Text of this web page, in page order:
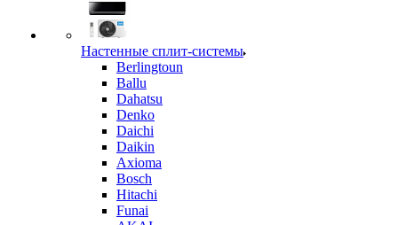
Настенные сплит-системы
Berlingtoun
Ballu
Dahatsu
Denko
Daichi
Daikin
Axioma
Bosch
Hitachi
Funai